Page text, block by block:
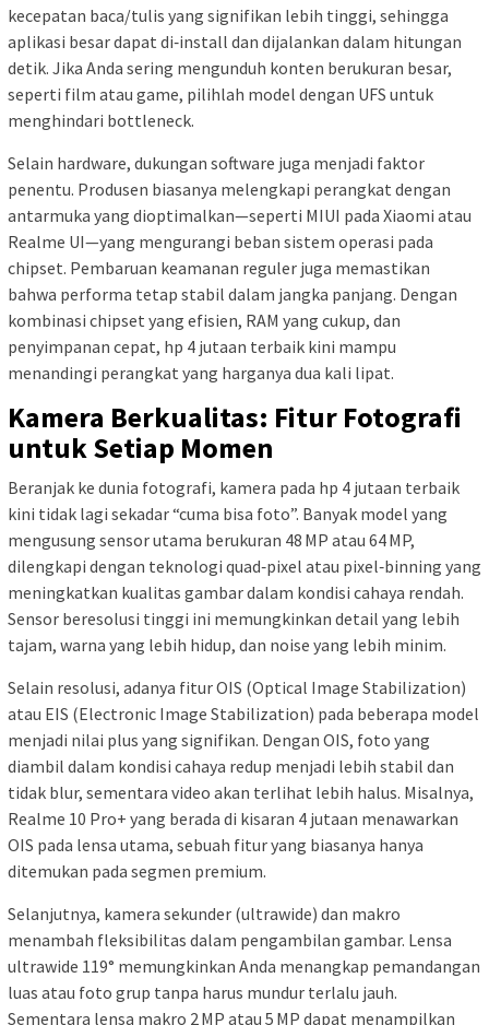
kecepatan baca/tulis yang signifikan lebih tinggi, sehingga
aplikasi besar dapat di‑install dan dijalankan dalam hitungan
detik. Jika Anda sering mengunduh konten berukuran besar,
seperti film atau game, pilihlah model dengan UFS untuk
menghindari bottleneck.
Selain hardware, dukungan software juga menjadi faktor
penentu. Produsen biasanya melengkapi perangkat dengan
antarmuka yang dioptimalkan—seperti MIUI pada Xiaomi atau
Realme UI—yang mengurangi beban sistem operasi pada
chipset. Pembaruan keamanan reguler juga memastikan
bahwa performa tetap stabil dalam jangka panjang. Dengan
kombinasi chipset yang efisien, RAM yang cukup, dan
penyimpanan cepat, hp 4 jutaan terbaik kini mampu
menandingi perangkat yang harganya dua kali lipat.
Kamera Berkualitas: Fitur Fotografi
untuk Setiap Momen
Beranjak ke dunia fotografi, kamera pada hp 4 jutaan terbaik
kini tidak lagi sekadar “cuma bisa foto”. Banyak model yang
mengusung sensor utama berukuran 48 MP atau 64 MP,
dilengkapi dengan teknologi quad‑pixel atau pixel‑binning yang
meningkatkan kualitas gambar dalam kondisi cahaya rendah.
Sensor beresolusi tinggi ini memungkinkan detail yang lebih
tajam, warna yang lebih hidup, dan noise yang lebih minim.
Selain resolusi, adanya fitur OIS (Optical Image Stabilization)
atau EIS (Electronic Image Stabilization) pada beberapa model
menjadi nilai plus yang signifikan. Dengan OIS, foto yang
diambil dalam kondisi cahaya redup menjadi lebih stabil dan
tidak blur, sementara video akan terlihat lebih halus. Misalnya,
Realme 10 Pro+ yang berada di kisaran 4 jutaan menawarkan
OIS pada lensa utama, sebuah fitur yang biasanya hanya
ditemukan pada segmen premium.
Selanjutnya, kamera sekunder (ultrawide) dan makro
menambah fleksibilitas dalam pengambilan gambar. Lensa
ultrawide 119° memungkinkan Anda menangkap pemandangan
luas atau foto grup tanpa harus mundur terlalu jauh.
Sementara lensa makro 2 MP atau 5 MP dapat menampilkan